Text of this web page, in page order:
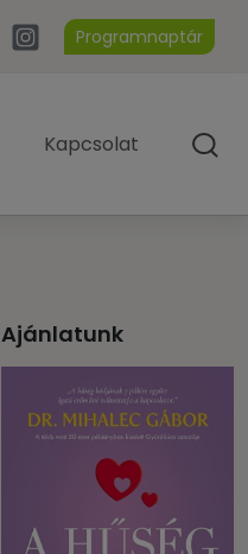
Programnaptár
Kapcsolat
Ajánlatunk